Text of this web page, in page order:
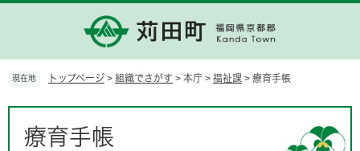
の
で
ー
ば
現在地 トップページ > 組織でさがす > 本庁 > 福祉課 > 療育手帳
療育手帳